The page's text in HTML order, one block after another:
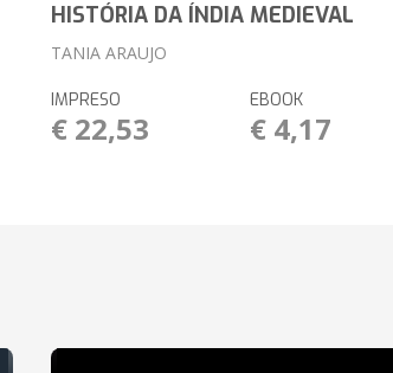
HISTÓRIA DA ÍNDIA MEDIEVAL
TANIA ARAUJO
IMPRESO
€ 22,53
EBOOK
€ 4,17